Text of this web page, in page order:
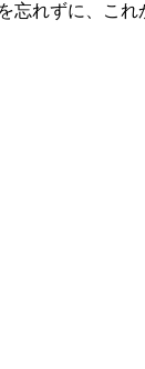
忘れずに、こ